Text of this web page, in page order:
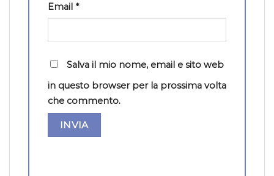
Email *
Salva il mio nome, email e sito web
in questo browser per la prossima volta
che commento.